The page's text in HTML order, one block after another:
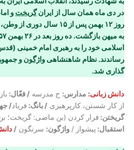
در دی ماه همان سال از ایرانگریخت و
روز ۱۲ بهمن پس از ۱۵ سال دوری از وطن، با
اسلامی خود را به رهبری امام خمینی
رساندند. نظام شاهنشاهی واژگون و
گذاری شد.
دانش زبانی: مدارس: ج مدرسه / فعّال:
از کار شستن، کارپرهیزی / بانگ: فریاد/
گریختن: فرار کردن (بن ماضی: گریخت؛
استقبال: پیشواز / واژگون: سرنگون /